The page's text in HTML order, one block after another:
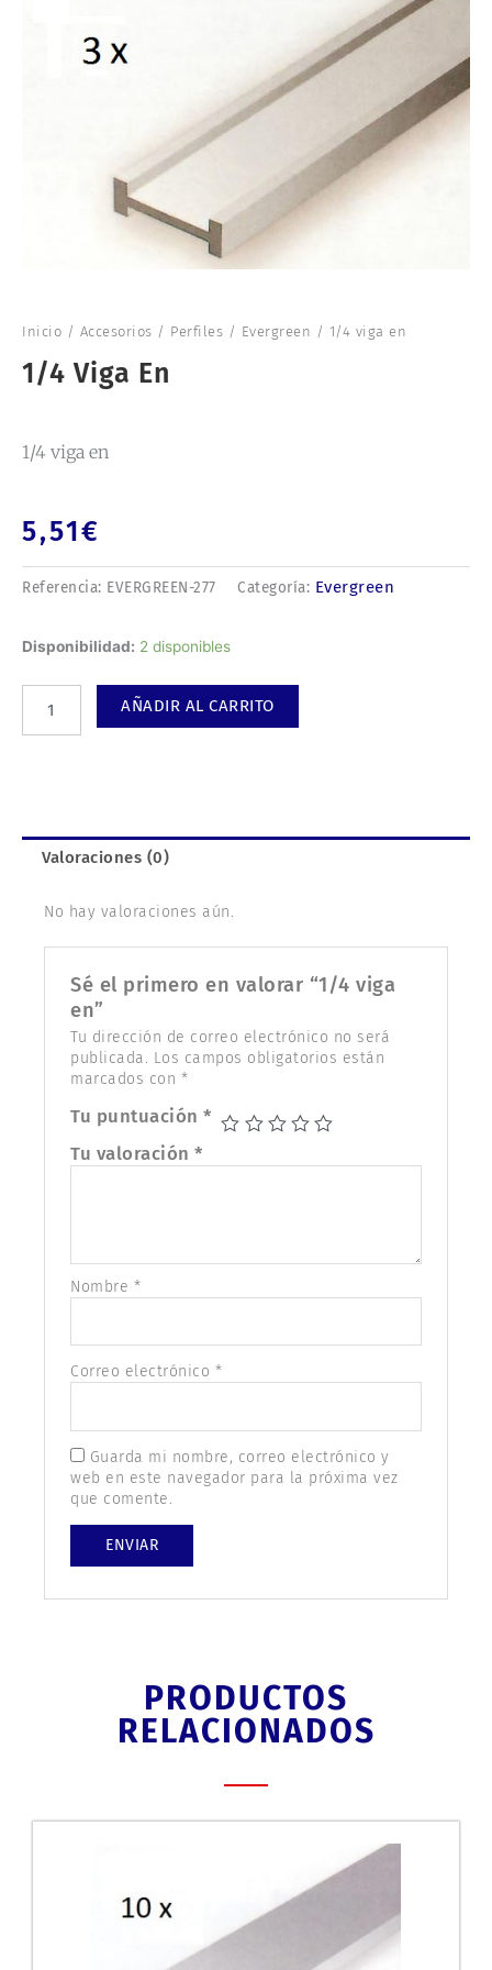
Inicio / Accesorios / Perfiles / Evergreen / 1/4 viga en
1/4 Viga En
1/4 viga en
5,51€
Referencia: EVERGREEN-277 Categoría: Evergreen
Disponibilidad: 2 disponibles
1/4
cantidad
AÑADIR AL CARRITO
Valoraciones (0)
No hay valoraciones aún.
Sé el primero en valorar “1/4 viga
en”
Tu dirección de correo electrónico no será
publicada. Los campos obligatorios están
marcados con *
Tu puntuación*
Tu valoración*
Nombre *
Correo electrónico *
Guarda mi nombre, correo electrónico y
web en este navegador para la próxima vez
que comente.
PRODUCTOS
RELACIONADOS